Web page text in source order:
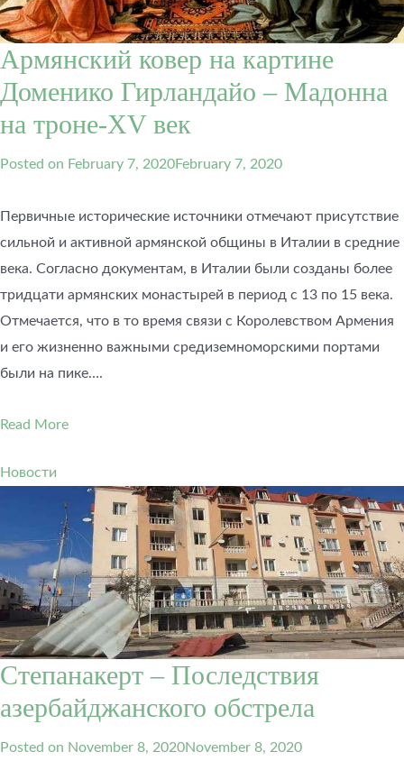
Армянский ковер на картине
Доменико Гирландайо – Мадонна
на троне-XV век
Posted on February 7, 2020February 7, 2020
Первичные исторические источники отмечают присутствие
сильной и активной армянской общины в Италии в средние
века. Согласно документам, в Италии были созданы более
тридцати армянских монастырей в период с 13 по 15 века.
Отмечается, что в то время связи с Королевством Армения
и его жизненно важными средиземноморскими портами
были на пике….
Read More
Новости
Степанакерт – Последствия
азербайджанского обстрела
Posted on November 8, 2020November 8, 2020